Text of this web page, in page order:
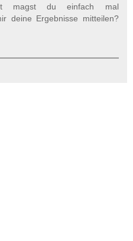
magst du einfach mal
deine Ergebnisse mitteilen?